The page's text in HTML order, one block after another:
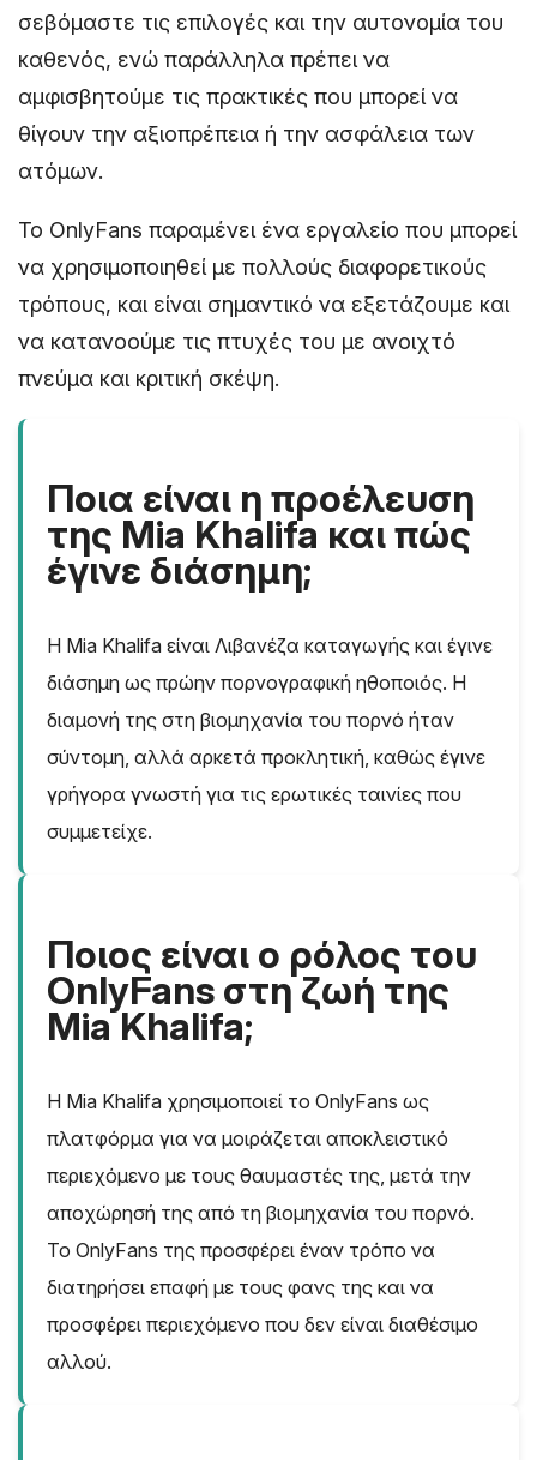
σεβόμαστε τις επιλογές και την αυτονομία του
καθενός, ενώ παράλληλα πρέπει να
αμφισβητούμε τις πρακτικές που μπορεί να
θίγουν την αξιοπρέπεια ή την ασφάλεια των
ατόμων.
Το OnlyFans παραμένει ένα εργαλείο που μπορεί
να χρησιμοποιηθεί με πολλούς διαφορετικούς
τρόπους, και είναι σημαντικό να εξετάζουμε και
να κατανοούμε τις πτυχές του με ανοιχτό
πνεύμα και κριτική σκέψη.
Ποια είναι η προέλευση
της Mia Khalifa και πώς
έγινε διάσημη;
Η Mia Khalifa είναι Λιβανέζα καταγωγής και έγινε
διάσημη ως πρώην πορνογραφική ηθοποιός. Η
διαμονή της στη βιομηχανία του πορνό ήταν
σύντομη, αλλά αρκετά προκλητική, καθώς έγινε
γρήγορα γνωστή για τις ερωτικές ταινίες που
συμμετείχε.
Ποιος είναι ο ρόλος του
OnlyFans στη ζωή της
Mia Khalifa;
Η Mia Khalifa χρησιμοποιεί το OnlyFans ως
πλατφόρμα για να μοιράζεται αποκλειστικό
περιεχόμενο με τους θαυμαστές της, μετά την
αποχώρησή της από τη βιομηχανία του πορνό.
Το OnlyFans της προσφέρει έναν τρόπο να
διατηρήσει επαφή με τους φανς της και να
προσφέρει περιεχόμενο που δεν είναι διαθέσιμο
αλλού.